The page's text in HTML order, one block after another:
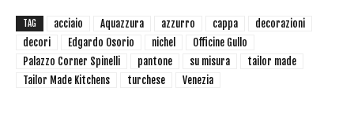
TAG acciaio Aquazzura azzurro cappa
decorazioni
decori
Edgardo Osorio nichel
Officine Gullo
Palazzo Corner Spinelli
pantone su misura
tailor made
Tailor Made Kitchens
turchese Venezia